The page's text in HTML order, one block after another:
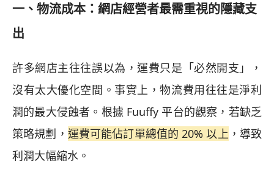
一、物流成本：網店經營者最需重視的隱藏支
出
許多網店主往往誤以為，運費只是「必然開支」，
沒有太大優化空間。事實上，物流費用往往是淨利
潤的最大侵蝕者。根據 Fuuffy 平台的觀察，若缺乏
策略規劃， 運費可能佔訂單總值的 20% 以上 ，導致
利潤大幅縮水。